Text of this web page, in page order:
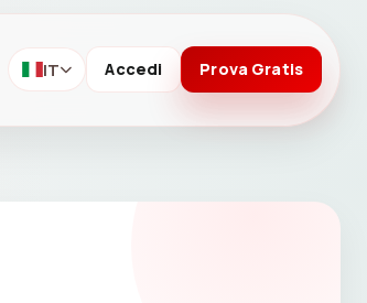
IT Accedi Prova Gratis